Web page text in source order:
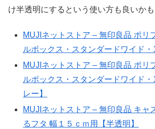
け半透明にするという使い方も良いかも
MUJIネットストア – 無印良品 ポリ
ルボックス・スタンダードワイド・
MUJIネットストア – 無印良品 ポリ
ルボックス・スタンダードワイド
レー】
MUJIネットストア – 無印良品 キャ
るフタ 幅１５ｃｍ用【半透明】